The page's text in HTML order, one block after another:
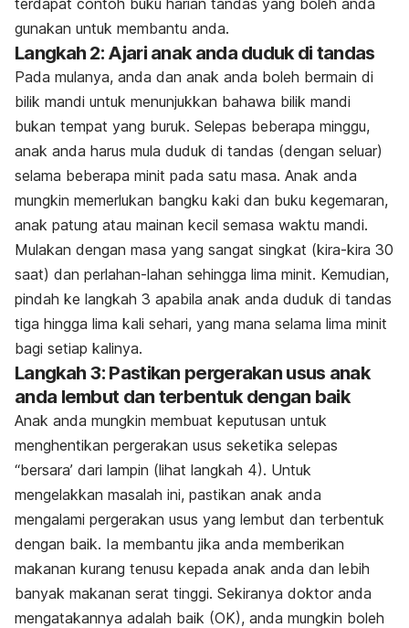
gunakan untuk membantu anda.
Langkah 2: Ajari anak anda duduk di tandas
Pada mulanya, anda dan anak anda boleh bermain di
bilik mandi untuk menunjukkan bahawa bilik mandi
bukan tempat yang buruk. Selepas beberapa minggu,
anak anda harus mula duduk di tandas (dengan seluar)
selama beberapa minit pada satu masa. Anak anda
mungkin memerlukan bangku kaki dan buku kegemaran,
anak patung atau mainan kecil semasa waktu mandi.
Mulakan dengan masa yang sangat singkat (kira-kira 30
saat) dan perlahan-lahan sehingga lima minit. Kemudian,
pindah ke langkah 3 apabila anak anda duduk di tandas
tiga hingga lima kali sehari, yang mana selama lima minit
bagi setiap kalinya.
Langkah 3: Pastikan pergerakan usus anak
anda lembut dan terbentuk dengan baik
Anak anda mungkin membuat keputusan untuk
menghentikan pergerakan usus seketika selepas
“bersara’ dari lampin (lihat langkah 4). Untuk
mengelakkan masalah ini, pastikan anak anda
mengalami pergerakan usus yang lembut dan terbentuk
dengan baik. Ia membantu jika anda memberikan
makanan kurang tenusu kepada anak anda dan lebih
banyak makanan serat tinggi. Sekiranya doktor anda
mengatakannya adalah baik (OK), anda mungkin boleh